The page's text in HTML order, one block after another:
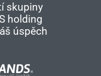
skupiny
holding
úspěch